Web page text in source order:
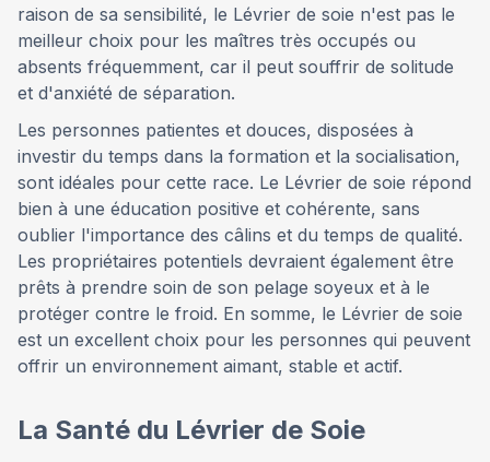
raison de sa sensibilité, le Lévrier de soie n'est pas le
meilleur choix pour les maîtres très occupés ou
absents fréquemment, car il peut souffrir de solitude
et d'anxiété de séparation.
Les personnes patientes et douces, disposées à
investir du temps dans la formation et la socialisation,
sont idéales pour cette race. Le Lévrier de soie répond
bien à une éducation positive et cohérente, sans
oublier l'importance des câlins et du temps de qualité.
Les propriétaires potentiels devraient également être
prêts à prendre soin de son pelage soyeux et à le
protéger contre le froid. En somme, le Lévrier de soie
est un excellent choix pour les personnes qui peuvent
offrir un environnement aimant, stable et actif.
La Santé du Lévrier de Soie